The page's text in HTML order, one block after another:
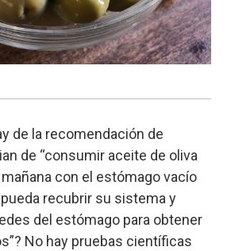
de la recomendación de
de “consumir aceite de oliva
con el estómago vacío
recubrir su sistema y
del estómago para obtener
No hay pruebas científicas